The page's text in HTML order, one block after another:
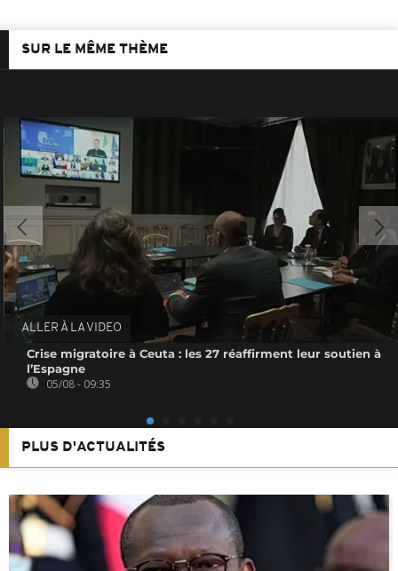
SUR LE MÊME THÈME
ALLER À LA VIDEO
Crise migratoire à Ceuta : les 27 réaffirment leur soutien à
l’Espagne
05/08 - 09:35
PLUS D'ACTUALITÉS